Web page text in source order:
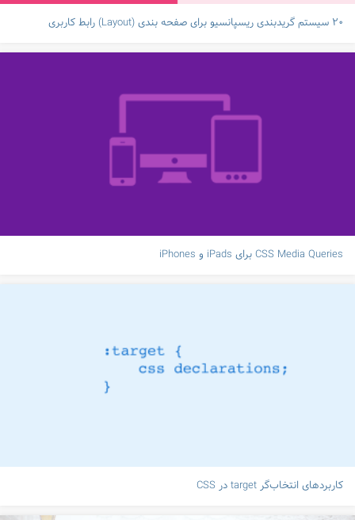
۲۰ سیستم گریدبندی ریسپانسیو برای صفحه بندی (Layout) رابط کاربری
CSS Media Queries برای iPads و iPhones
کاربردهای انتخاب‌گر target در CSS